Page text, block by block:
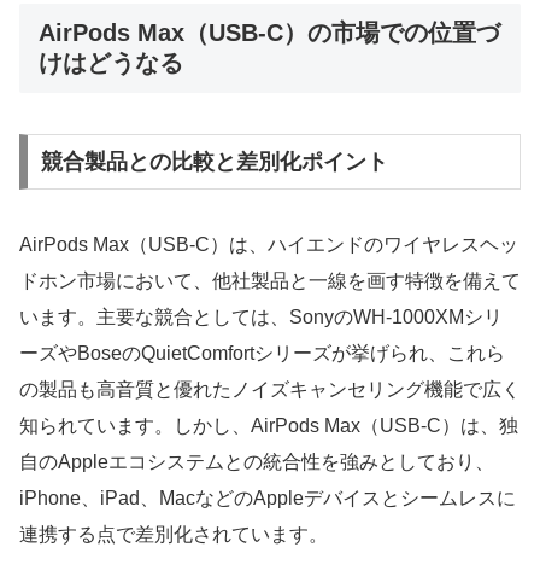
AirPods Max（USB-C）の市場での位置づ
けはどうなる
競合製品との比較と差別化ポイント
AirPods Max（USB-C）は、ハイエンドのワイヤレスヘッ
ドホン市場において、他社製品と一線を画す特徴を備えて
います。主要な競合としては、SonyのWH-1000XMシリ
ーズやBoseのQuietComfortシリーズが挙げられ、これら
の製品も高音質と優れたノイズキャンセリング機能で広く
知られています。しかし、AirPods Max（USB-C）は、独
自のAppleエコシステムとの統合性を強みとしており、
iPhone、iPad、MacなどのAppleデバイスとシームレスに
連携する点で差別化されています。